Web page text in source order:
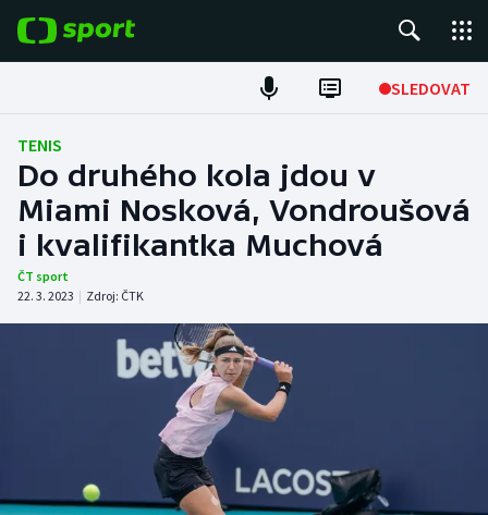
SLEDOVAT
Fotbal
Hokej
Tenis
Atletika
Americký fotbal
Baseball a softbal
Soutěže
TENIS
Do druhého kola jdou v
Miami Nosková, Vondroušová
i kvalifikantka Muchová
ČT sport
22. 3. 2023 | Zdroj: ČTK